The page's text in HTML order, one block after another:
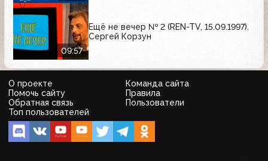
09:57
Ещё не вечер № 2 (REN-TV, 15.09.1997).
Сергей Корзун
О проекте
Команда сайта
Помочь сайту
Правила
Обратная связь
Пользователи
Топ пользователей